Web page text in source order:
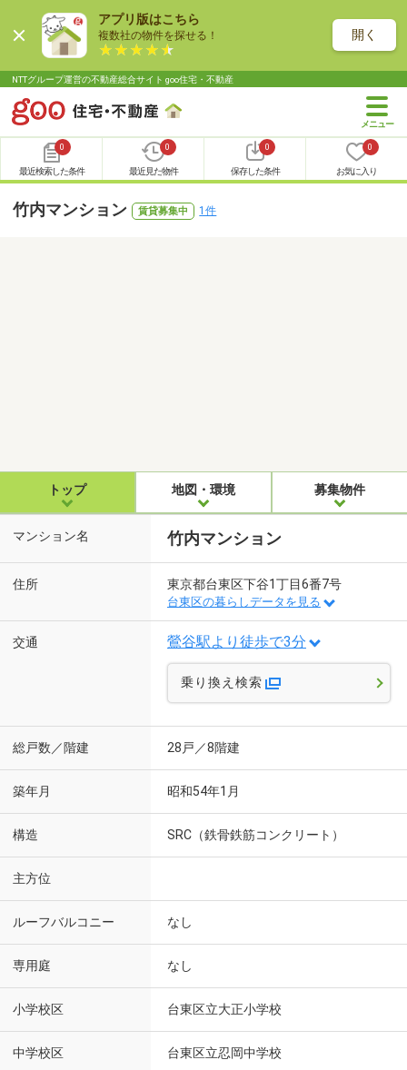
アプリ版はこちら
複数社の物件を探せる！ 開く
NTTグループ運営の不動産総合サイト goo住宅・不動産
0
最近検索した条件
0
最近見た物件
0
保存した条件
0
お気に入り
竹内マンション 賃貸募集中 1件
トップ 地図・環境 募集物件
マンション名 竹内マンション
住所 東京都台東区下谷1丁目6番7号
台東区の暮らしデータを見る
交通 鶯谷駅より徒歩で3分
乗り換え検索
総戸数／階建 28戸／8階建
築年月 昭和54年1月
構造 SRC（鉄骨鉄筋コンクリート）
主方位
ルーフバルコニー なし
専用庭 なし
小学校区 台東区立大正小学校
中学校区 台東区立忍岡中学校